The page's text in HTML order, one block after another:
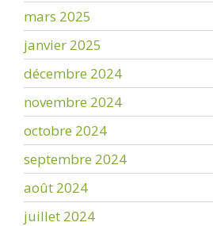
mars 2025
janvier 2025
décembre 2024
novembre 2024
octobre 2024
septembre 2024
août 2024
juillet 2024